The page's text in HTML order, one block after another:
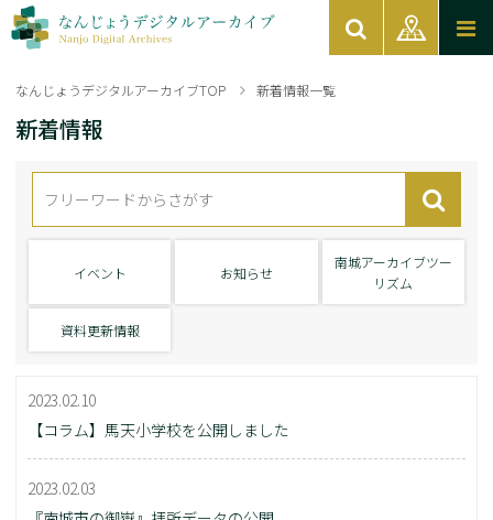
なんじょうデジタルアーカイブTOP 新着情報一覧
新着情報
イベント お知らせ
南城アーカイブツー
リズム
資料更新情報
2023.02.10
【コラム】馬天小学校を公開しました
2023.02.03